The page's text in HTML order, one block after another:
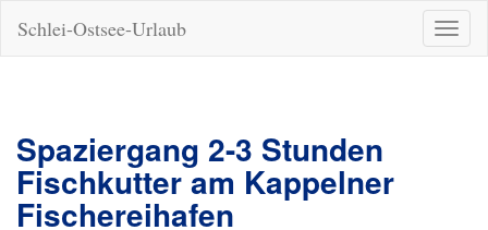
ein-/
Schlei-Ostsee-Urlaub
Spaziergang 2-3 Stunden
Fischkutter am Kappelner
Fischereihafen